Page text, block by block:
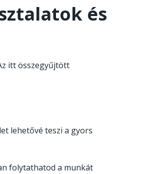
és
itt összegyűjtött
lehetővé teszi a gyors
folytathatod a munkát